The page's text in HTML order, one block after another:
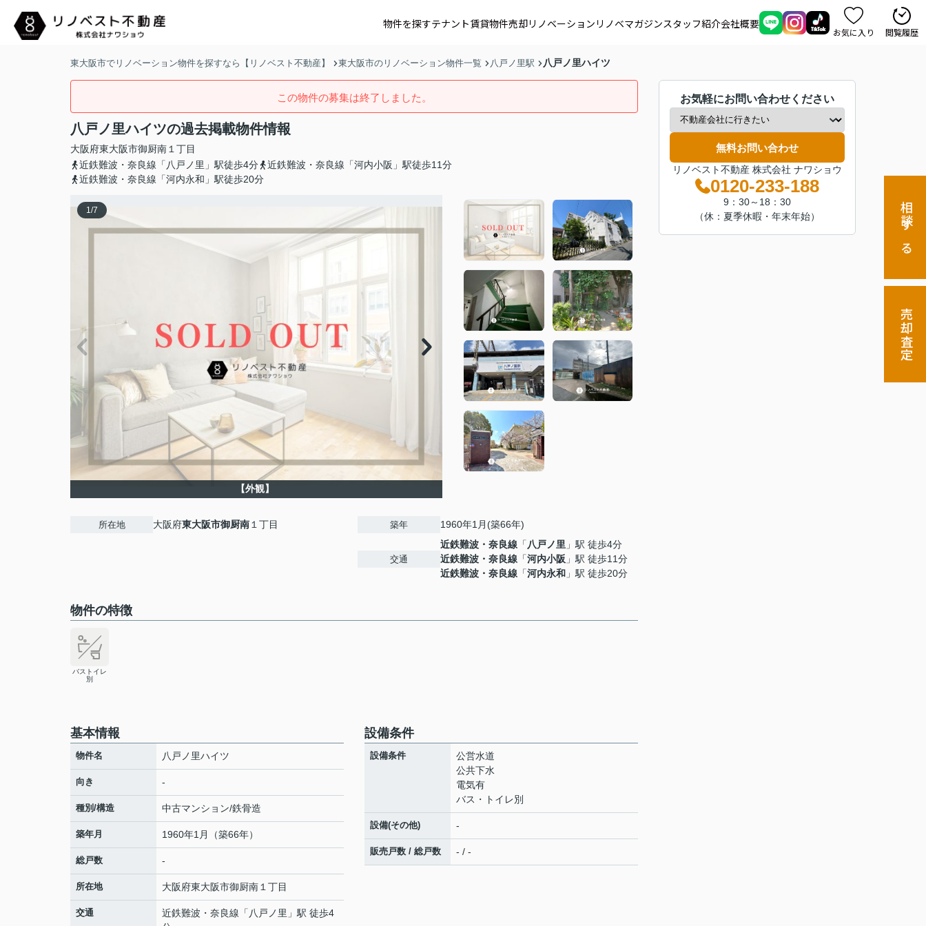
物件を探すテナント賃貸物件売却リノベーション リノベマガジンスタッフ紹介会社概要
お気に入り 閲覧履歴
相談する
売却査定
東大阪市でリノベーション物件を探すなら【リノベスト不動産】 東大阪市のリノベーション物件一覧 八戸ノ里駅 八戸ノ里ハイツ
この物件の募集は終了しました。
八戸ノ里ハイツの過去掲載物件情報
大阪府東大阪市御厨南 １丁目
近鉄難波・奈良線「八戸ノ里」駅徒歩4分
近鉄難波・奈良線「河内小阪」駅徒歩11分
近鉄難波・奈良線「河内永和」駅徒歩20分
1/7
【外観】
所在地 大阪府東大阪市御厨南 １丁目 築年 1960年1月(築66年)
交通
近鉄難波・奈良線 「 八戸ノ里 」駅 徒歩4分
近鉄難波・奈良線 「河内小阪 」駅 徒歩11分
近鉄難波・奈良線 「河内永和 」駅 徒歩20分
物件の特徴
バストイレ
別
基本情報
物件名 八戸ノ里ハイツ
向き -
種別/構造 中古マンション/鉄骨造
築年月 1960年1月（築66年）
総戸数 -
所在地 大阪府東大阪市御厨南 １丁目
交通 近鉄難波・奈良線 「 八戸ノ里 」駅 徒歩4
設備条件
設備条件
公営水道
公共下水
電気有
バス・トイレ別
設備(その他) -
販売戸数 / 総戸数 - / -
お気軽にお問い合わせください
無料お問い合わせ
リノベスト不動産 株式会社 ナワショウ
0120-233-188
9：30～18：30
（休：夏季休暇・年末年始）